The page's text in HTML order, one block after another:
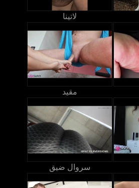
لاتينا
مقيد
سروال ضيق